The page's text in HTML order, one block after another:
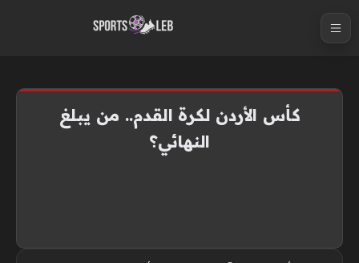
كأس الأردن لكرة القدم.. من يبلغ
النهائي؟